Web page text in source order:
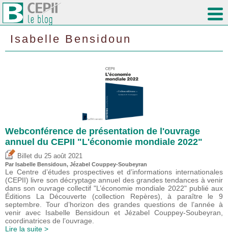
Isabelle Bensidoun
Webconférence de présentation de l'ouvrage
annuel du CEPII "L'économie mondiale 2022"
Billet du 25 août 2021
Par Isabelle Bensidoun, Jézabel Couppey-Soubeyran
Le Centre d’études prospectives et d’informations internationales
(CEPII) livre son décryptage annuel des grandes tendances à venir
dans son ouvrage collectif "L’économie mondiale 2022" publié aux
Éditions La Découverte (collection Repères), à paraître le 9
septembre. Tour d’horizon des grandes questions de l’année à
venir avec Isabelle Bensidoun et Jézabel Couppey-Soubeyran,
coordinatrices de l’ouvrage.
Lire la suite >